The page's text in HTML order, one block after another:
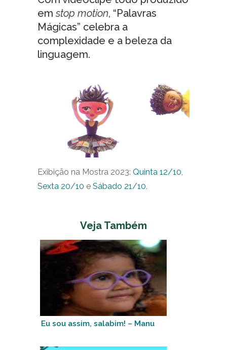
emstop motion, “Palavras
Mágicas” celebra a
complexidade e a beleza da
linguagem.
Exibição na Mostra 2023: Quinta 12/10
Sexta 20/10 e Sábado 21/10.
Veja Também
Eu sou assim, salabim! – Manu